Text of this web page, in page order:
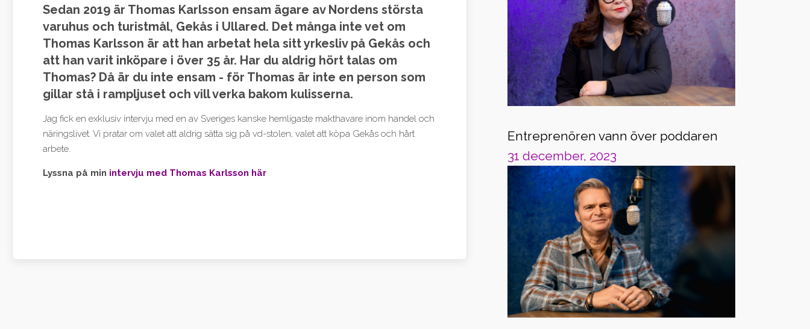
Sedan 2019 är Thomas Karlsson ensam ägare av Nordens största
varuhus och turistmål, Gekås i Ullared. Det många inte vet om
Thomas Karlsson är att han arbetat hela sitt yrkesliv på Gekås och
att han varit inköpare i över 35 år. Har du aldrig hört talas om
Thomas? Då är du inte ensam - för Thomas är inte en person som
gillar stå i rampljuset och vill verka bakom kulisserna.
Jag fick en exklusiv intervju med en av Sveriges kanske hemligaste makthavare inom handel och
näringslivet. Vi pratar om valet att aldrig sätta sig på vd-stolen, valet att köpa Gekås och hårt
arbete.
Lyssna på min intervju med Thomas Karlsson här
Entreprenören vann över poddaren
31 december, 2023